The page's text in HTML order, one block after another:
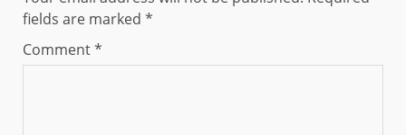
fields are marked *
Comment*